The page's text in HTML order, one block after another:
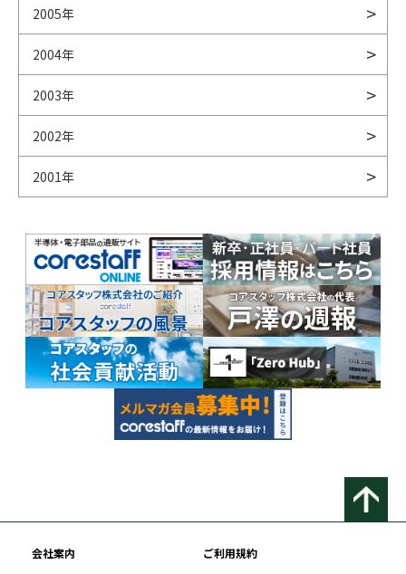
2005年
2004年
2003年
2002年
2001年
会社案内
ご利用規約